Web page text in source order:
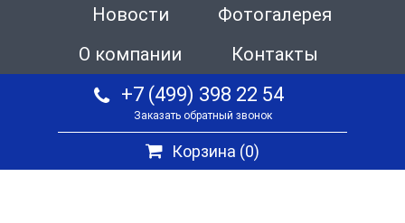
Новости
Фотогалерея
О компании
Контакты
+7 (499) 398 22 54
Заказать обратный звонок
Корзина (0)